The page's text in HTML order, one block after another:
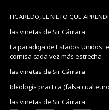
FIGAREDO, EL NIETO QUE
las viñetas de Sir Cámara
La paradoja de Estados Unidos:
cornisa cada vez más estrecha
las viñetas de Sir Cámara
Ideología practica (falsa cual
las viñetas de Sir Cámara